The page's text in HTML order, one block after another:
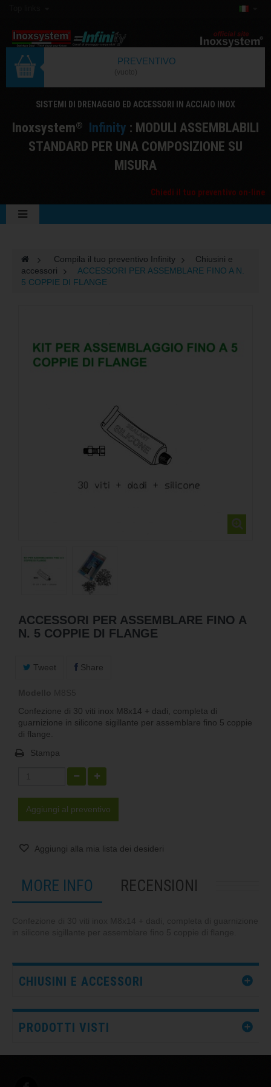
PREVENTIVO
SISTEMI DI DRENAGGIO ED ACCESSORI IN ACCIAIO INOX
Inoxsystem® Infinity : MODULI ASSEMBLABILI
STANDARD PER UNA COMPOSIZIONE SU
MISURA
Chiedi il tuo preventivo on-line
> Compila il tuo preventivo Infinity >
Chiusini e
accessori
>
ACCESSORI PER ASSEMBLARE FINO A N.
5 COPPIE DI FLANGE
ACCESSORI PER ASSEMBLARE FINO A
N. 5 COPPIE DI FLANGE
Tweet Share
Confezione di 30 viti inox M8x14 + dadi, completa di
guarnizione in silicone sigillante per assemblare fino 5 coppie
di flange.
Stampa
Aggiungi al preventivo
Aggiungi alla mia lista dei desideri
MORE INFO RECENSIONI
CHIUSINI E ACCESSORI
PRODOTTI VISTI